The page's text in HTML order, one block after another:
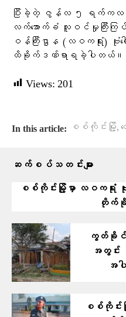
ပြီးခဲ့တဲ့ ဇွန်လ ၅ ရက်ကလ
လက်အောက်ခံ လူဝင်မှုကြီးကြ
ဝန်ကြီးဌာန (လဝကရုံး) ဗုံး
ထိခိုက်ဒဏ်ရာရခဲ့ပါတယ်။
Views: 201
In this article: စစ်ကိုင်းမြို့,
ဆက်စပ်သတင်းများ
စစ်ကိုင်းမြို့မှာ လဝကရုံး
တိုက်
ကွတ်ခိုင်က
အတွင်း
အ
စစ်ကိုင်း